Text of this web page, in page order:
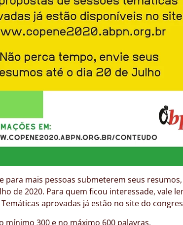
para mais pessoas submeterem seus
de 2020. Para quem ficou interessade, vale
aprovadas já estão no site do
mínimo 300 e no máximo 600 palavras.